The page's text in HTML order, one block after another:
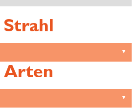
Strahl
Arten